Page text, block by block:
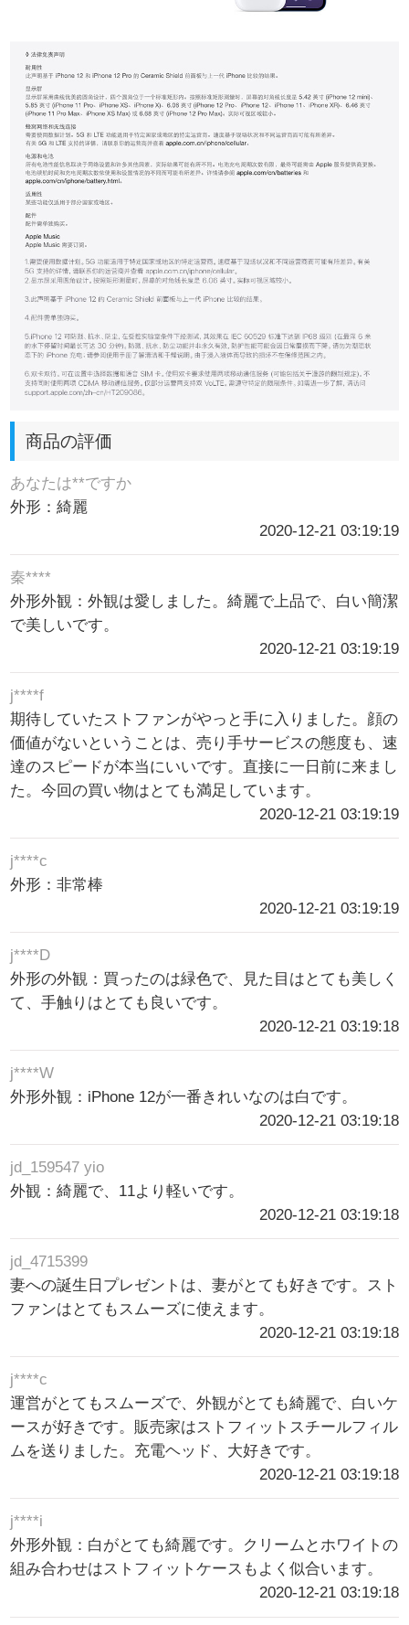
商品の評価
あなたは**ですか
外形：綺麗
2020-12-21 03:19:19
秦****
外形外観：外観は愛しました。綺麗で上品で、白い簡潔
で美しいです。
2020-12-21 03:19:19
j****f
期待していたストファンがやっと手に入りました。顔の
価値がないということは、売り手サービスの態度も、速
達のスピードが本当にいいです。直接に一日前に来まし
た。今回の買い物はとても満足しています。
2020-12-21 03:19:19
j****c
外形：非常棒
2020-12-21 03:19:19
j****D
外形の外観：買ったのは緑色で、見た目はとても美しく
て、手触りはとても良いです。
2020-12-21 03:19:18
j****W
外形外観：iPhone 12が一番きれいなのは白です。
2020-12-21 03:19:18
jd_159547 yio
外観：綺麗で、11より軽いです。
2020-12-21 03:19:18
jd_4715399
妻への誕生日プレゼントは、妻がとても好きです。スト
ファンはとてもスムーズに使えます。
2020-12-21 03:19:18
j****c
運営がとてもスムーズで、外観がとても綺麗で、白いケ
ースが好きです。販売家はストフィットスチールフィル
ムを送りました。充電ヘッド、大好きです。
2020-12-21 03:19:18
j****i
外形外観：白がとても綺麗です。クリームとホワイトの
組み合わせはストフィットケースもよく似合います。
2020-12-21 03:19:18